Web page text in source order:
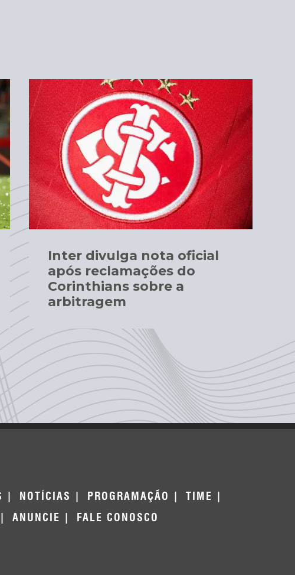
Inter divulga nota oficial
após reclamações do
Corinthians sobre a
arbitragem
NOTÍCIAS PROGRAMAÇÃO
TIME
ANUNCIE FALE CONOSCO